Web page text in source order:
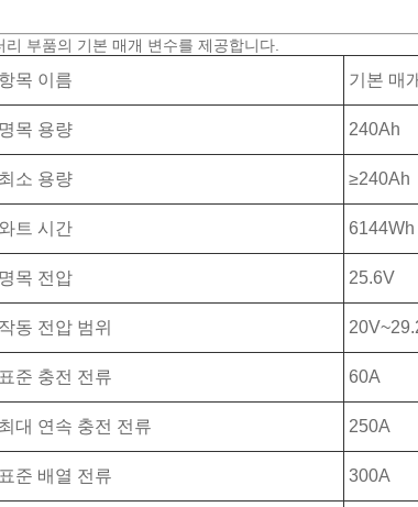
리 부품의 기본 매개 변수를 제공합니다.
항목 이름 기본 매
명목 용량 240Ah
최소 용량 ≥240Ah
와트 시간 6144Wh
명목 전압 25.6V
작동 전압 범위
표준 충전 전류 60A
최대 연속 충전 전류 250A
표준 배열 전류 300A